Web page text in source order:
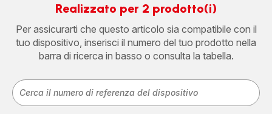
Realizzato per 2 prodotto(i)
Per assicurarti che questo articolo sia compatibile con il
tuo dispositivo, inserisci il numero del tuo prodotto nella
barra di ricerca in basso o consulta la tabella.